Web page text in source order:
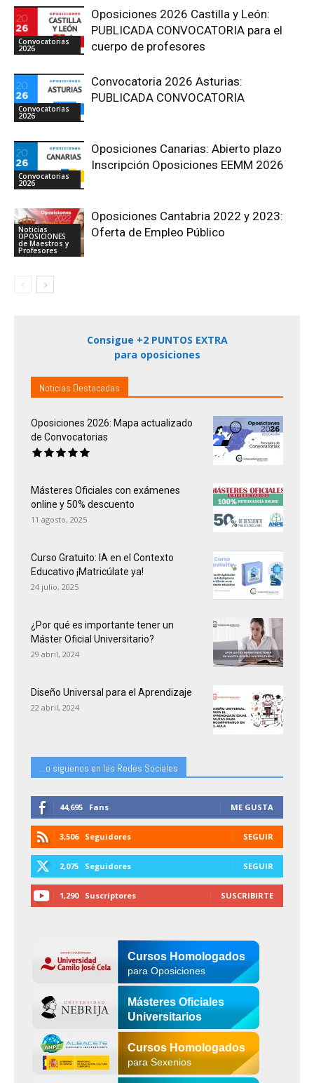
Convocatorias
2026
Oposiciones 2026 Castilla y León:
PUBLICADA CONVOCATORIA para el
cuerpo de profesores
Convocatorias
2026
Convocatoria 2026 Asturias:
PUBLICADA CONVOCATORIA
Convocatorias
2026
Oposiciones Canarias: Abierto plazo
Inscripción Oposiciones EEMM 2026
Noticias
OPOSICIONES
de Maestros y
Profesores
Oposiciones Cantabria 2022 y 2023:
Oferta de Empleo Público
Consigue +2 PUNTOS EXTRA
para oposiciones
Noticias Destacadas
Oposiciones 2026: Mapa actualizado
de Convocatorias
Másteres Oficiales con exámenes
online y 50% descuento
11 agosto, 2025
Curso Gratuito: IA en el Contexto
Educativo ¡Matricúlate ya!
24 julio, 2025
¿Por qué es importante tener un
Máster Oficial Universitario?
29 abril, 2024
Diseño Universal para el Aprendizaje
22 abril, 2024
...o siguenos en las Redes Sociales
44,695 Fans ME GUSTA
3,506 Seguidores SEGUIR
2,075 Seguidores SEGUIR
1,290 Suscriptores SUSCRIBIRTE
Cursos Homologados
para Oposiciones
Másteres Oficiales
Universitarios
Cursos Homologados
para Sexenios